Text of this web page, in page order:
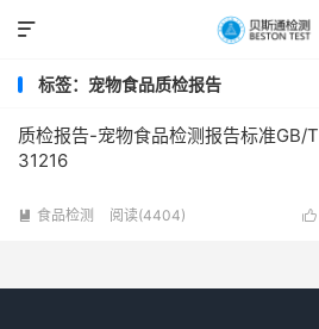

标签：宠物食品质检报告
质检报告-宠物食品检测报告标准GB/T
31216

 食品检测 阅读(4404)